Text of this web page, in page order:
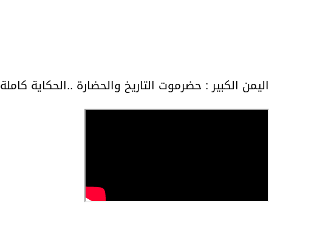
اليمن الكبير : حضرموت التاريخ والحضارة ..الحكاية كاملة